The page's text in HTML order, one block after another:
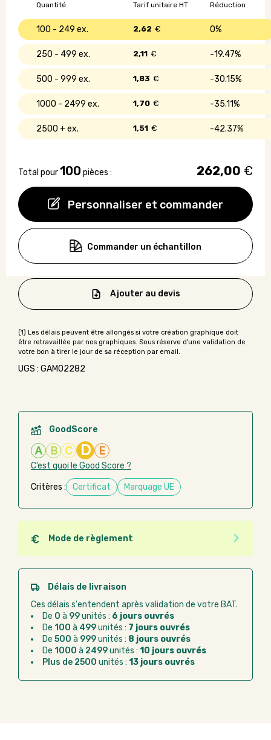
Personnaliser et commander
Quantité Réduction
Tarif unitaire HT
100 - 249 0%
2,62 €
250 - 499 19.47%
2,11 €
500 - 999 30.15%
1,83 €
1000 - 2499 35.11%
1,70 €
2500 + 42.37%
1,51 €
Total pour100 pièces : 262,00 €
Commander un échantillon
Ajouter au devis
UGS : GAMO2282
GoodScore
A B C D E
C’est quoi le Good Score ?
Critères : Certificat Marquage UE
Mode de règlement
Quel que soit le mode de règlement, vous pouvez
passer commande en ligne sur Good Act.
Paiement CB :paiement sécurisé par carte
Virement bancaire :règlement sur facture
après la commande
Chorus Pro :règlement par mandat
administratif après la commande
Délais de livraison
Ces délais s'entendent après validation de votre BAT.
De 0 à 99unités : 6 jours ouvrés
De 100 à 499unités : 7 jours ouvrés
De 500 à 999unités : 8 jours ouvrés
De 1000 à 2499unités : 10 jours ouvrés
Plus de 2500 unités : 13 jours ouvrés